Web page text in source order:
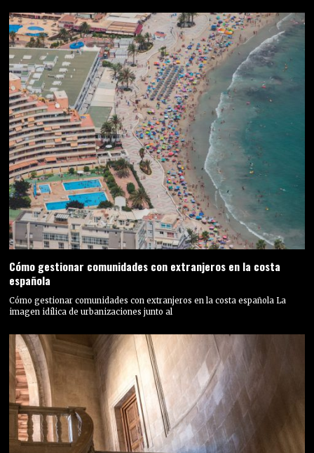
Cómo gestionar comunidades con extranjeros en la costa
española
Cómo gestionar comunidades con extranjeros en la costa española La
imagen idílica de urbanizaciones junto al